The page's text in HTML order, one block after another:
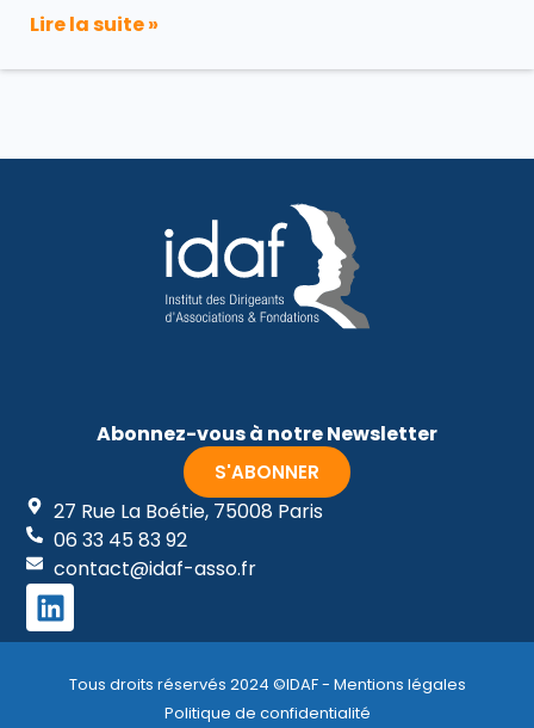
Lire la suite »
Abonnez-vous à notre Newsletter
S'ABONNER
27 Rue La Boétie, 75008 Paris
06 33 45 83 92
contact@idaf-asso.fr
Tous droits réservés 2024 ©IDAF - Mentions légales
Politique de confidentialité